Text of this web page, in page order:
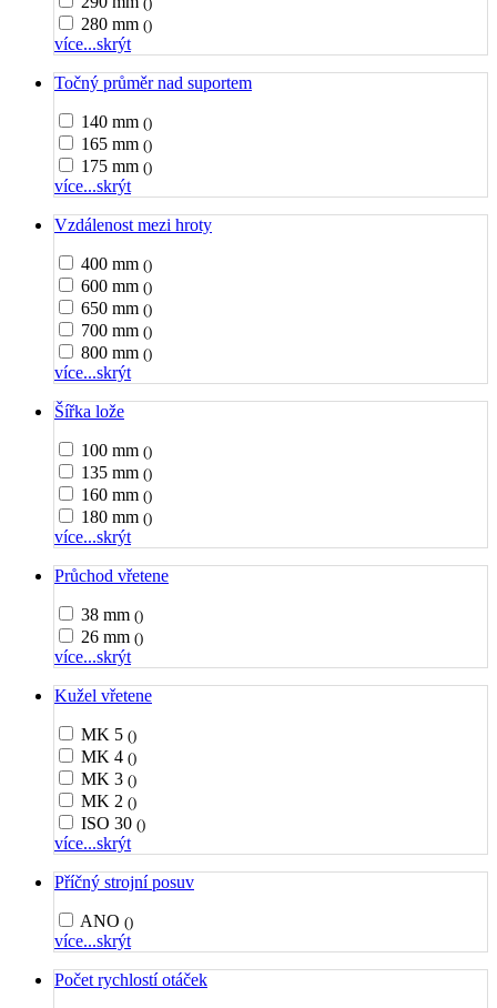
280 mm ()
více...skrýt
Točný průměr nad suportem
140 mm ()
165 mm ()
175 mm ()
více...skrýt
Vzdálenost mezi hroty
400 mm ()
600 mm ()
650 mm ()
700 mm ()
800 mm ()
více...skrýt
Šířka lože
100 mm ()
135 mm ()
160 mm ()
180 mm ()
více...skrýt
Průchod vřetene
38 mm ()
26 mm ()
více...skrýt
Kužel vřetene
MK 5 ()
MK 4 ()
MK 3 ()
MK 2 ()
ISO 30 ()
více...skrýt
Příčný strojní posuv
ANO ()
více...skrýt
Počet rychlostí otáček